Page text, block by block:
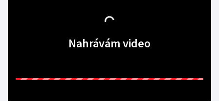
Motorsport
Nahrávám video